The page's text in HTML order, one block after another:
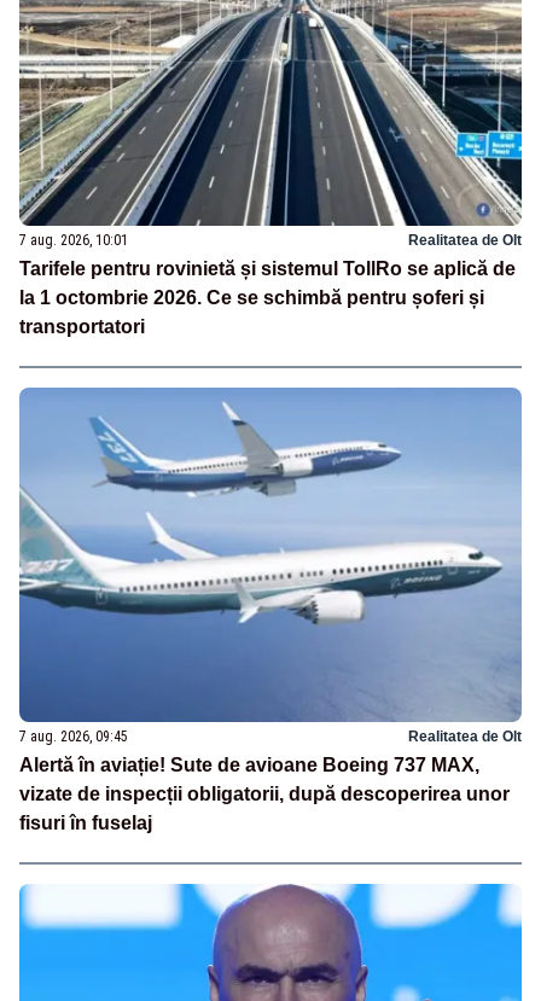
7 aug. 2026, 10:01 Realitatea de Olt
Tarifele pentru rovinietă și sistemul TollRo se aplică de
la 1 octombrie 2026. Ce se schimbă pentru șoferi și
transportatori
7 aug. 2026, 09:45 Realitatea de Olt
Alertă în aviație! Sute de avioane Boeing 737 MAX,
vizate de inspecții obligatorii, după descoperirea unor
fisuri în fuselaj